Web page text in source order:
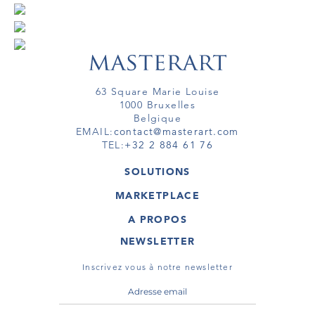
63 Square Marie Louise
1000 Bruxelles
Belgique
EMAIL:contact@masterart.com
TEL:+32 2 884 61 76
SOLUTIONS
GALERIE
ARTISTE
TOUR VIRTUEL
MARKETPLACE
OEUVRES D'ART
TOURS VIRTUELS
A PROPOS
MASTERART
CONDITIONS GÉNÉRALES
NEWSLETTER
Inscrivez vous à notre newsletter